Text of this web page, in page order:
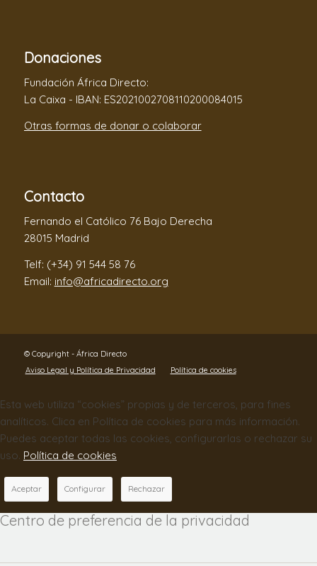
Donaciones
Fundación África Directo:
La Caixa - IBAN: ES2021002708110200084015
Otras formas de donar o colaborar
Contacto
Fernando el Católico 76 Bajo Derecha
28015 Madrid
Telf: (+34) 91 544 58 76
Email: info@africadirecto.org
© Copyright - África Directo
Aviso Legal y Política de Privacidad
Política de cookies
Esta web utiliza “cookies” propias y de terceros, para fines
analíticos. Clica en Política de cookies para más información.
Puedes aceptar todas las cookies, configurarlas o rechazar su
uso. Política de cookies
Aceptar Configurar Rechazar
Centro de preferencia de la privacidad